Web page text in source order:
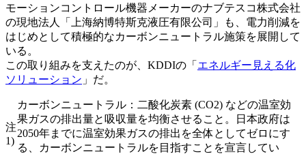
モーションコントロール機器メーカーのナブテスコ株式会社
の現地法人「上海納博特斯克液圧有限公司」も、電力削減を
はじめとして積極的なカーボンニュートラル施策を展開して
いる。
この取り組みを支えたのが、KDDIの「 エネルギー見える化
ソリューション 」だ。
注
1)
カーボンニュートラル：二酸化炭素 (CO2) などの温室効
果ガスの排出量と吸収量を均衡させること。日本政府は
2050年までに温室効果ガスの排出を全体としてゼロにす
る、カーボンニュートラルを目指すことを宣言してい